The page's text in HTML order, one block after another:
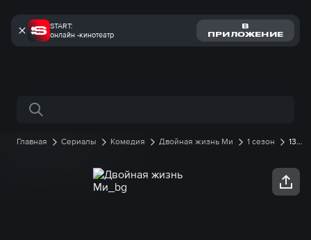
START:
онлайн -кинотеатр
В
ПРИЛОЖЕНИЕ
Поиск по сайту
Главная Сериалы Комедия Двойная жизнь Ми 1 сезон
13